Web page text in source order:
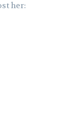
her: